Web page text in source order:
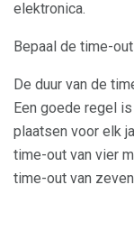
elektronica.
Bepaal de time-
De duur van de
Een goede regel
plaatsen voor elk
time-out van vier
time-out van